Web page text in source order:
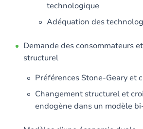
technologique
Adéquation des
Demande des consommateurs
structurel
Préférences Stone-Geary et
Changement structurel et
endogène dans un modèle